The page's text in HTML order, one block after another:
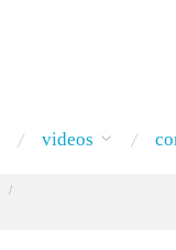
videos
/